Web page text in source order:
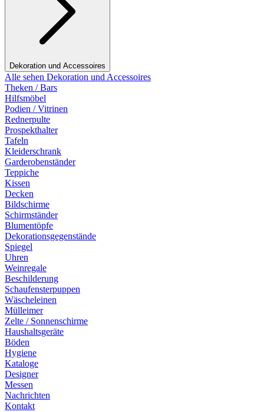
Dekoration und Accessoires
Alle sehen Dekoration und Accessoires
Theken / Bars
Hilfsmöbel
Podien / Vitrinen
Rednerpulte
Prospekthalter
Tafeln
Kleiderschrank
Garderobenständer
Teppiche
Kissen
Decken
Bildschirme
Schirmständer
Blumentöpfe
Dekorationsgegenstände
Spiegel
Uhren
Weinregale
Beschilderung
Schaufensterpuppen
Wäscheleinen
Mülleimer
Zelte / Sonnenschirme
Haushaltsgeräte
Böden
Hygiene
Kataloge
Designer
Messen
Nachrichten
Kontakt